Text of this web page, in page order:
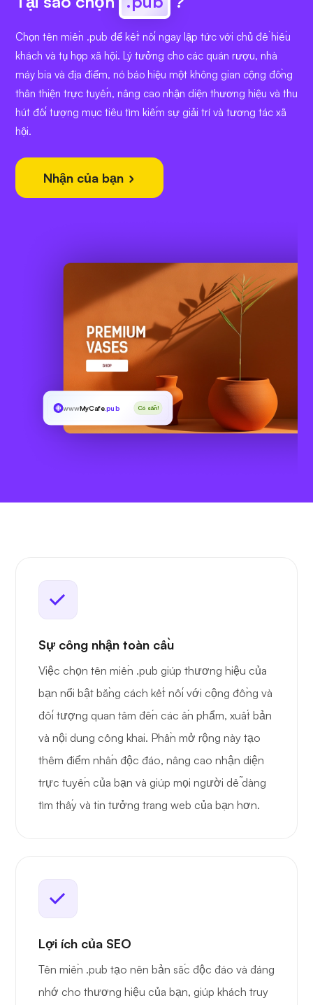
Chọn tên miền .pub để kết nối ngay lập tức với chủ đề hiếu
khách và tụ họp xã hội. Lý tưởng cho các quán rượu, nhà
máy bia và địa điểm, nó báo hiệu một không gian cộng đồng
thân thiện trực tuyến, nâng cao nhận diện thương hiệu và thu
hút đối tượng mục tiêu tìm kiếm sự giải trí và tương tác xã
hội.
Nhận của bạn
wwwMyCafe.pub Có sẵn!
Sự công nhận toàn cầu
Việc chọn tên miền .pub giúp thương hiệu của
bạn nổi bật bằng cách kết nối với cộng đồng và
đối tượng quan tâm đến các ấn phẩm, xuất bản
và nội dung công khai. Phần mở rộng này tạo
thêm điểm nhấn độc đáo, nâng cao nhận diện
trực tuyến của bạn và giúp mọi người dễ dàng
tìm thấy và tin tưởng trang web của bạn hơn.
Lợi ích của SEO
Tên miền .pub tạo nên bản sắc độc đáo và đáng
nhớ cho thương hiệu của bạn, giúp khách truy